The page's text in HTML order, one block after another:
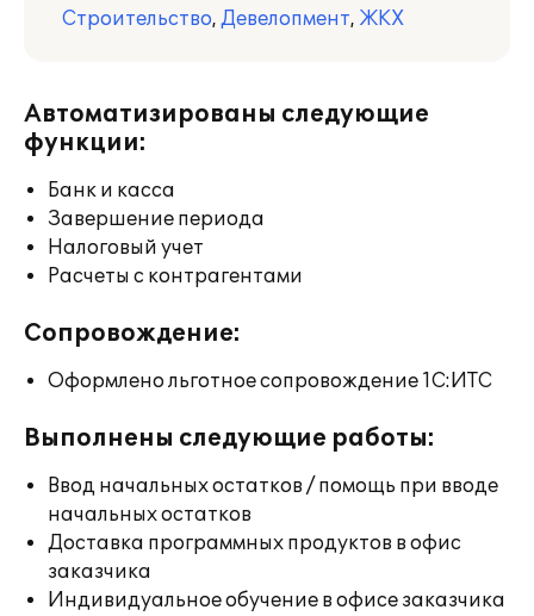
Строительство, Девелопмент, ЖКХ
Автоматизированы следующие
функции:
Банк и касса
Завершение периода
Налоговый учет
Расчеты с контрагентами
Сопровождение:
Оформлено льготное сопровождение 1С:ИТС
Выполнены следующие работы:
Ввод начальных остатков / помощь при вводе
начальных остатков
Доставка программных продуктов в офис
заказчика
Индивидуальное обучение в офисе заказчика